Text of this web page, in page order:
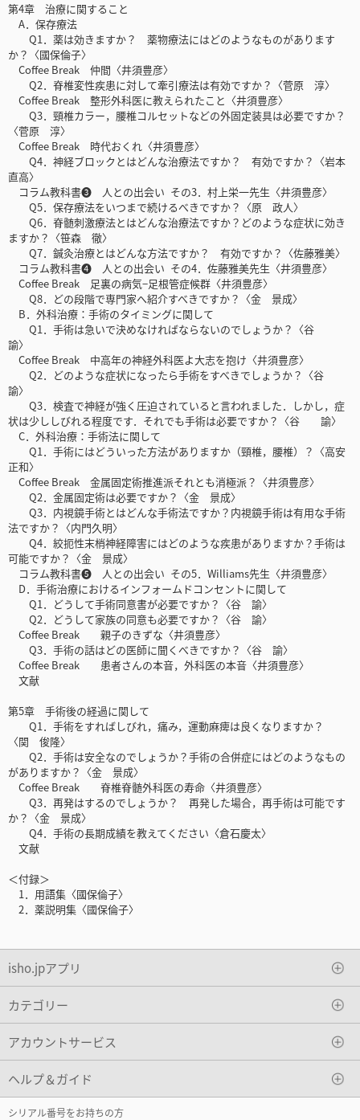
第4章 治療に関すること
A．保存療法
Q1．薬は効きますか？ 薬物療法にはどのようなものがあります
か？〈國保倫子〉
Coffee Break 仲間〈井須豊彦〉
Q2．脊椎変性疾患に対して牽引療法は有効ですか？〈菅原 淳〉
Coffee Break 整形外科医に教えられたこと〈井須豊彦〉
Q3．頸椎カラー，腰椎コルセットなどの外固定装具は必要ですか？
〈菅原 淳〉
Coffee Break 時代おくれ〈井須豊彦〉
Q4．神経ブロックとはどんな治療法ですか？ 有効ですか？〈岩本
直高〉
コラム教科書❸ 人との出会い その3．村上栄一先生〈井須豊彦〉
Q5．保存療法をいつまで続けるべきですか？〈原 政人〉
Q6．脊髄刺激療法とはどんな治療法ですか？どのような症状に効き
ますか？〈笹森 徹〉
Q7．鍼灸治療とはどんな方法ですか？ 有効ですか？〈佐藤雅美〉
コラム教科書❹ 人との出会い その4．佐藤雅美先生〈井須豊彦〉
Coffee Break 足裏の病気−足根管症候群〈井須豊彦〉
Q8．どの段階で専門家へ紹介すべきですか？〈金 景成〉
B．外科治療：手術のタイミングに関して
Q1．手術は急いで決めなければならないのでしょうか？〈谷
諭〉
Coffee Break 中高年の神経外科医よ大志を抱け〈井須豊彦〉
Q2．どのような症状になったら手術をすべきでしょうか？〈谷
諭〉
Q3．検査で神経が強く圧迫されていると言われました．しかし，症
状は少ししびれる程度です．それでも手術は必要ですか？〈谷 諭〉
C．外科治療：手術法に関して
Q1．手術にはどういった方法がありますか（頸椎，腰椎）？〈高安
正和〉
Coffee Break 金属固定術推進派それとも消極派？〈井須豊彦〉
Q2．金属固定術は必要ですか？〈金 景成〉
Q3．内視鏡手術とはどんな手術法ですか？内視鏡手術は有用な手術
法ですか？〈内門久明〉
Q4．絞扼性末梢神経障害にはどのような疾患がありますか？手術は
可能ですか？〈金 景成〉
コラム教科書❺ 人との出会い その5．Williams先生〈井須豊彦〉
D．手術治療におけるインフォームドコンセントに関して
Q1．どうして手術同意書が必要ですか？〈谷 諭〉
Q2．どうして家族の同意も必要ですか？〈谷 諭〉
Coffee Break 親子のきずな〈井須豊彦〉
Q3．手術の話はどの医師に聞くべきですか？〈谷 諭〉
Coffee Break 患者さんの本音，外科医の本音〈井須豊彦〉
文献
第5章 手術後の経過に関して
Q1．手術をすればしびれ，痛み，運動麻痺は良くなりますか？
〈関 俊隆〉
Q2．手術は安全なのでしょうか？手術の合併症にはどのようなもの
がありますか？〈金 景成〉
Coffee Break 脊椎脊髄外科医の寿命〈井須豊彦〉
Q3．再発はするのでしょうか？ 再発した場合，再手術は可能です
か？〈金 景成〉
Q4．手術の長期成績を教えてください〈倉石慶太〉
文献
＜付録＞
1．用語集〈國保倫子〉
2．薬説明集〈國保倫子〉
isho.jpアプリ
カテゴリー
アカウントサービス
ヘルプ＆ガイド
シリアル番号をお持ちの方